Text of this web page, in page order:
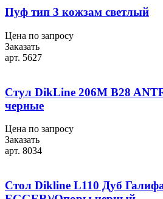
Пуф тип 3 кожзам светлый
Цена по запросу
Заказать
арт. 5627
Стул DikLine 206М B28
черные
Цена по запросу
Заказать
арт. 8034
Стол Dikline L110 Дуб